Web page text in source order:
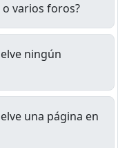
varios foros?
ningún
una página en